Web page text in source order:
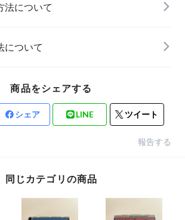
法について
について
商品をシェアする
シェア LINE ツイート
報告する
同じカテゴリの商品